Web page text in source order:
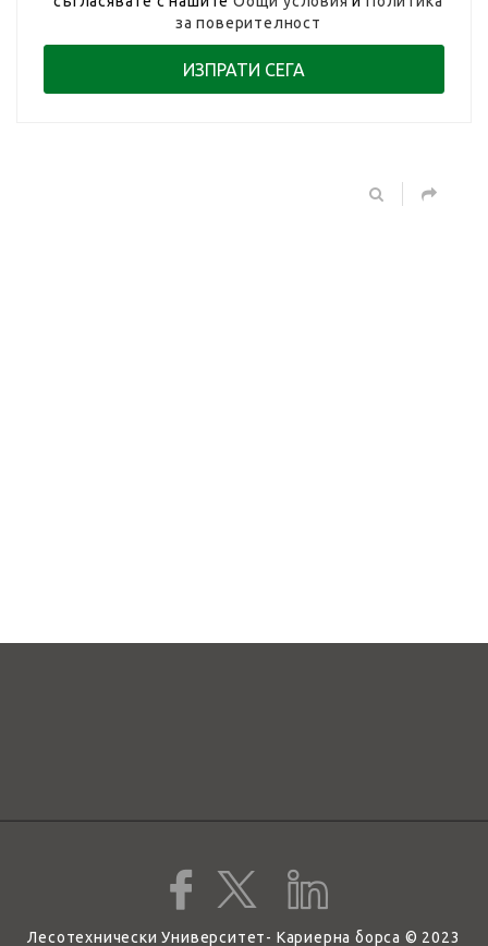
за поверителност
Лесотехнически Университет- Кариерна борса © 2023